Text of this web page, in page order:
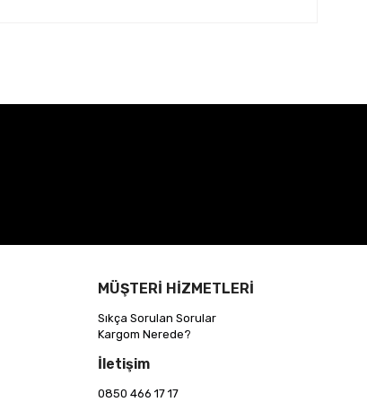
MÜŞTERİ HİZMETLERİ
Sıkça Sorulan Sorular
Kargom Nerede?
İletişim
0850 466 17 17